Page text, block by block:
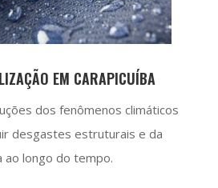
EM CARAPICUÍBA
dos fenômenos climáticos
desgastes estruturais e da
ao longo do tempo.